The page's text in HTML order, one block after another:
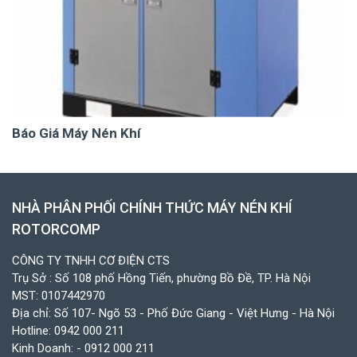
Báo Giá Máy Nén Khí
NHÀ PHÂN PHỐI CHÍNH THỨC MÁY NÉN KHÍ
ROTORCOMP
CÔNG TY TNHH CƠ ĐIỆN CTS
Trụ Sở : Số 108 phố Hồng Tiến, phường Bồ Đề, TP. Hà Nội
MST: 0107442970
Địa chỉ: Số 107- Ngõ 53 - Phố Đức Giang - Việt Hưng - Hà Nội
Hotline: 0942 000 211
Kinh Doanh: - 0912 000 211